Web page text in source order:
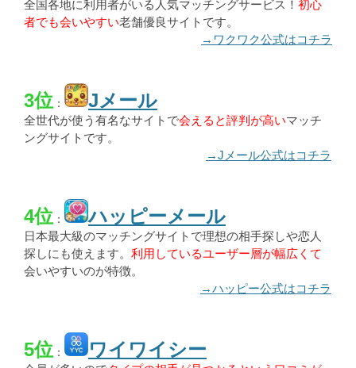
全国各地に利用者がいる人気マッチングサービス！ 初心
者でも会いやすい老舗優良サイトです。
→ワクワク公式はコチラ
3位： Jメール
全世代が使う有名なサイトで会えると評判が高いマッチ
ングサイトです。
→Jメール公式はコチラ
4位： ハッピーメール
日本最大級のマッチングサイトで理想の相手探しや恋人
探しにも使えます。 利用しているユーザー層が幅広くて
会いやすいのが特徴。
→ハッピー公式はコチラ
5位： ワイワイシー